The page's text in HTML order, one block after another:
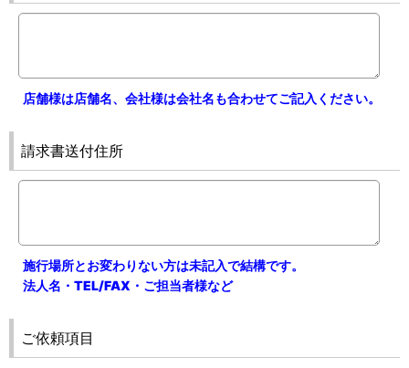
店舗様は店舗名、会社様は会社名も合わせてご記入ください。
請求書送付住所
施行場所とお変わりない方は未記入で結構です。
法人名・TEL/FAX・ご担当者様など
ご依頼項目